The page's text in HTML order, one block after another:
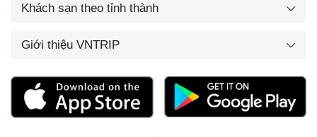
Khách sạn theo tỉnh thành
Giới thiệu VNTRIP